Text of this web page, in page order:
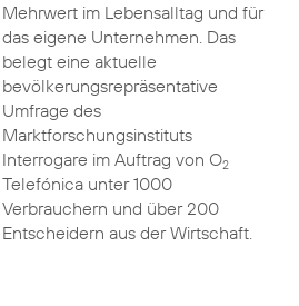
Mehrwert im Lebensalltag und für
das eigene Unternehmen. Das
belegt eine aktuelle
bevölkerungsrepräsentative
Umfrage des
Marktforschungsinstituts
Interrogare im Auftrag von O2
Telefónica unter 1000
Verbrauchern und über 200
Entscheidern aus der Wirtschaft.